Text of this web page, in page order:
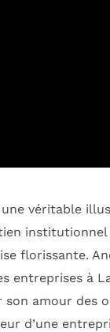
une véritable
institutionnel
florissante.
entreprises à
amour des
d’une